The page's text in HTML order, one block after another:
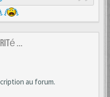
...
au forum.